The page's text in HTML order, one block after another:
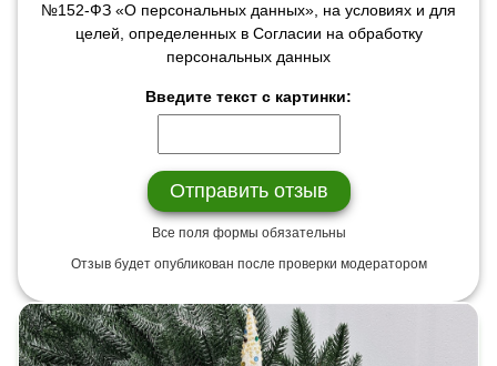
№152-ФЗ «О персональных данных», на условиях и для
целей, определенных в Согласии на обработку
персональных данных
Введите текст с картинки:
Все поля формы обязательны
Отзыв будет опубликован после проверки модератором